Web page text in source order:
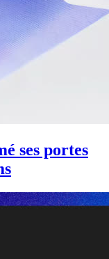
ses portes